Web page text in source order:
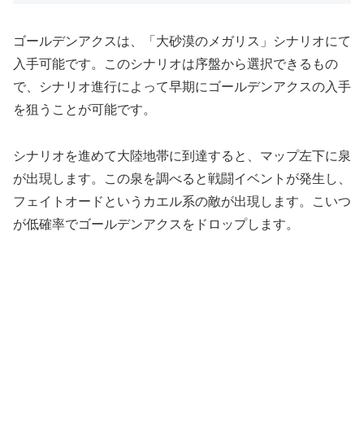
ゴールデンアクスは、「大砂漠のメガリス」シナリオにて
入手可能です。このシナリオは序盤から選択できるもの
で、シナリオ進行によって早期にゴールデンアクスの入手
を狙うことが可能です。
シナリオを進めて大陸地帯に到達すると、マップ左下に泉
が出現します。この泉を調べると戦闘イベントが発生し、
フェイトオードというカエル系の敵が出現します。こいつ
が低確率でゴールデンアクスをドロップします。